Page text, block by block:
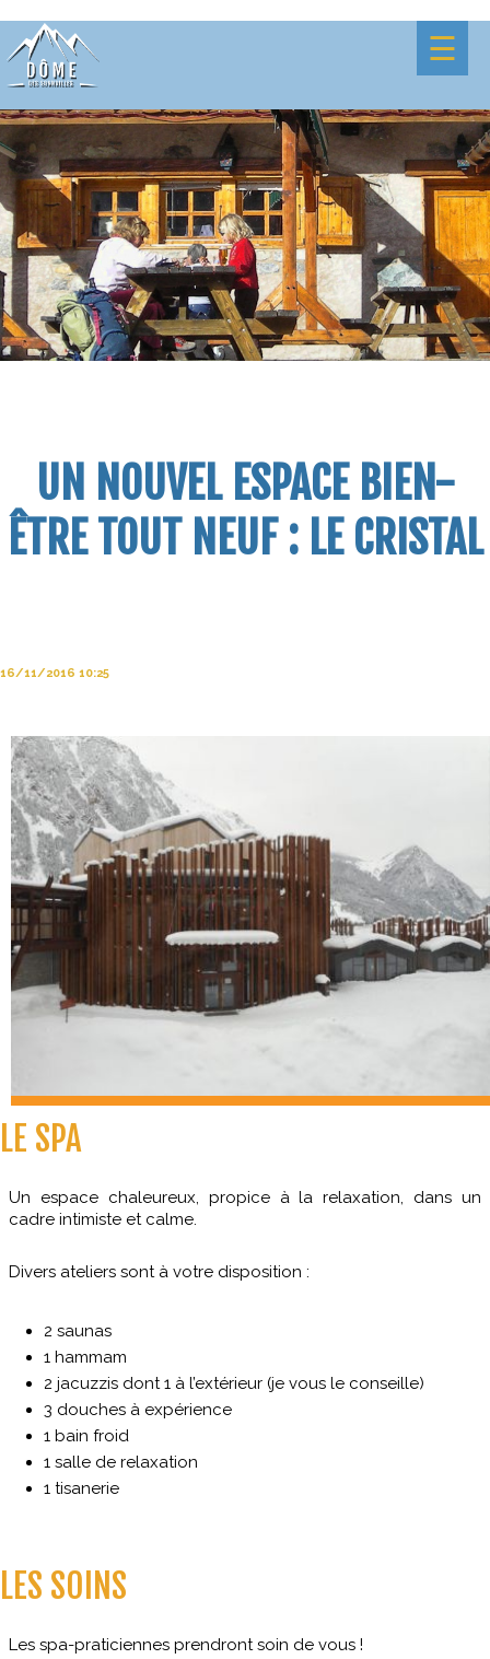
☰
UN NOUVEL ESPACE BIEN-
ÊTRE TOUT NEUF : LE CRISTAL
16/11/2016 10:25
LE SPA
Un espace chaleureux, propice à la relaxation, dans un
cadre intimiste et calme.
Divers ateliers sont à votre disposition :
2 saunas
1 hammam
2 jacuzzis dont 1 à l’extérieur (je vous le conseille)
3 douches à expérience
1 bain froid
1 salle de relaxation
1 tisanerie
LES SOINS
Les spa-praticiennes prendront soin de vous !